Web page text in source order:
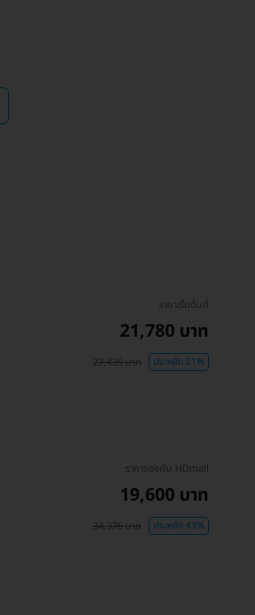
ราคาเริ่มต้นที่
21,780 บาท
27,435 บาท ประหยัด 21%
ราคาจองกับ HDmall
19,600 บาท
34,376 บาท ประหยัด 43%